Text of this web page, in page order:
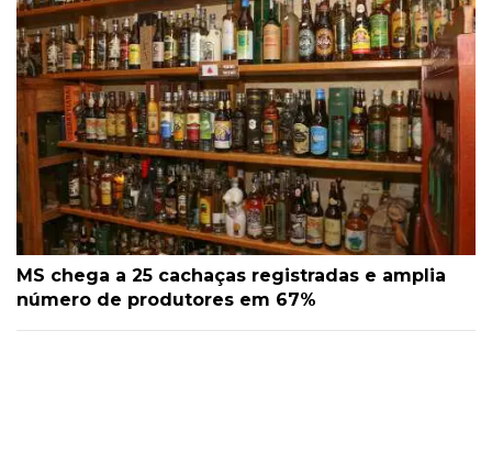
MS chega a 25 cachaças registradas e amplia
número de produtores em 67%